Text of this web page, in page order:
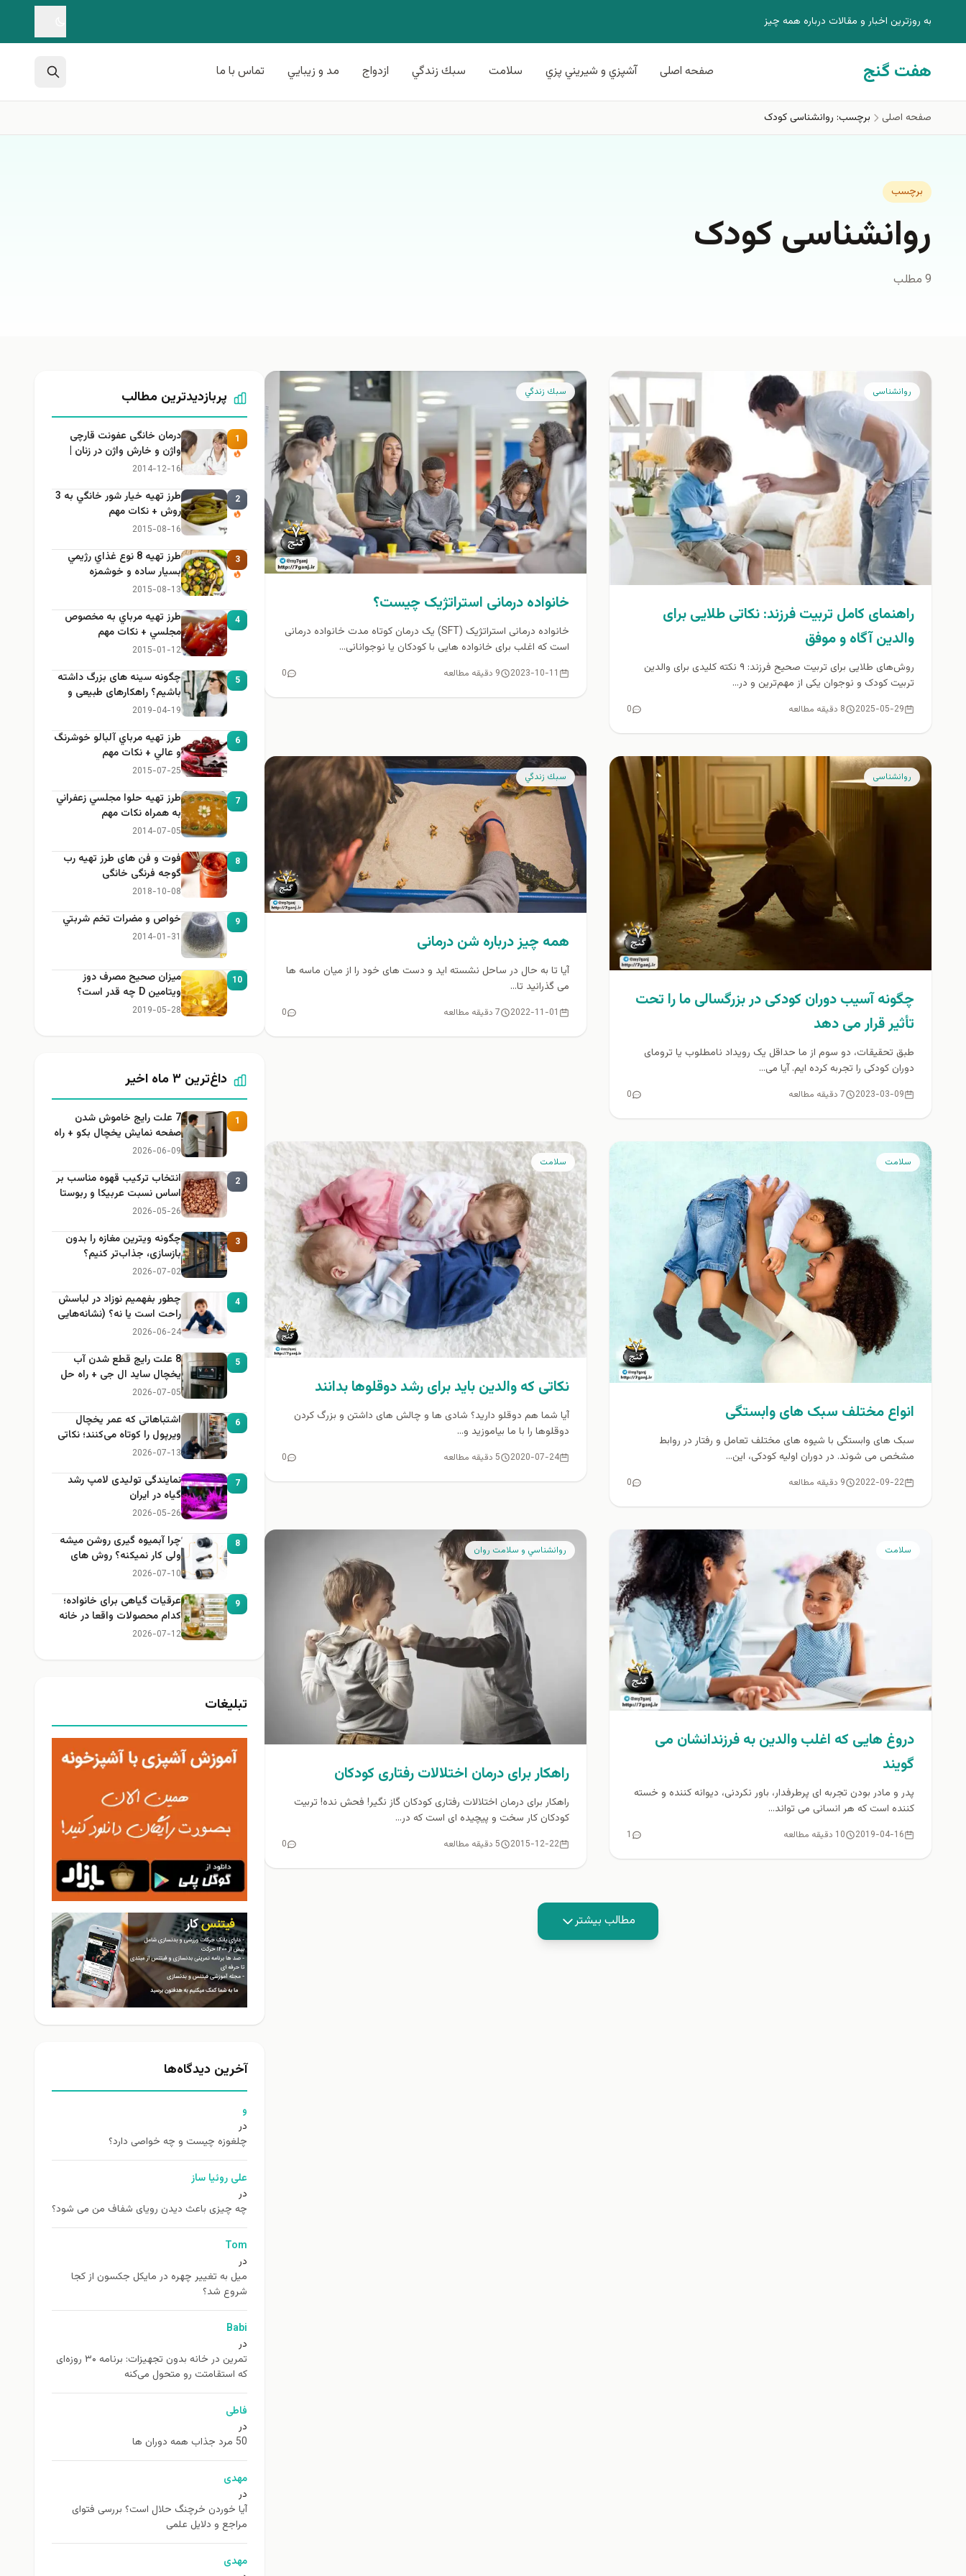
به روزترين اخبار و مقالات درباره همه چيز
هفت گنج صفحه اصلی آشپزي و شيريني پزي سلامت سبك زندگي ازدواج مد و زيبايي تماس با ما
صفحه اصلی برچسب: روانشناسی کودک
برچسب
روانشناسی کودک
9 مطلب
روانشناسی
راهنمای کامل تربیت فرزند: نکاتی طلایی برای
والدین آگاه و موفق
روش‌های طلایی برای تربیت صحیح فرزند: ۹ نکته کلیدی برای والدین
تربیت کودک و نوجوان یکی از مهم‌ترین و در...
2025-05-29 8 دقیقه مطالعه 0
سبك زندگي
خانواده درمانی استراتژیک چیست؟
خانواده درمانی استراتژیک (SFT) یک درمان کوتاه مدت خانواده درمانی
است که اغلب برای خانواده هایی با کودکان یا نوجوانانی...
2023-10-11 9 دقیقه مطالعه 0
روانشناسی
چگونه آسیب دوران کودکی در بزرگسالی ما را تحت
تأثیر قرار می دهد
طبق تحقیقات، دو سوم از ما حداقل یک رویداد نامطلوب یا ترومای
دوران کودکی را تجربه کرده‌ ایم. آیا می...
2023-03-09 7 دقیقه مطالعه 0
سبك زندگي
همه چیز درباره شن درمانی
آیا تا به حال در ساحل نشسته اید و دست های خود را از میان ماسه ها
می گذرانید تا...
2022-11-01 7 دقیقه مطالعه 0
سلامت
انواع مختلف سبک های وابستگی
سبک های وابستگی با شیوه های مختلف تعامل و رفتار در روابط
مشخص می شوند. در دوران اولیه کودکی، این...
2022-09-22 9 دقیقه مطالعه 0
سلامت
نکاتی که والدین باید برای رشد دوقلوها بدانند
آیا شما هم دوقلو دارید؟ شادی ها و چالش های داشتن و بزرگ کردن
دوقلوها را با ما بیاموزید و...
2020-07-24 5 دقیقه مطالعه 0
سلامت
دروغ هایی که اغلب والدین به فرزندانشان می
گویند
پدر و مادر بودن تجربه ای پرطرفدار، باور نکردنی، دیوانه کننده و خسته
کننده است که هر انسانی می تواند...
2019-04-16 10 دقیقه مطالعه 1
روانشناسي و سلامت روان
راهکار برای درمان اختلالات رفتاری کودکان
راهکار برای درمان اختلالات رفتاری کودکان گاز نگیر! فحش نده! تربیت
کودکان کار سخت و پیچیده ای است که در...
2015-12-22 5 دقیقه مطالعه 0
مطالب بیشتر
پربازدیدترین مطالب
1
درمان خانگی عفونت قارچی
واژن و خارش واژن در زنان |
راهنمای کامل، ایمن و کاربردی
2014-12-16
2
طرز تهيه خیار شور خانگي به 3
روش + نكات مهم
2015-08-16
3
طرز تهيه 8 نوع غذاي رژيمي
بسيار ساده و خوشمزه
2015-08-13
4
طرز تهيه مرباي به مخصوص
مجلسي + نكات مهم
2015-01-12
5
چگونه سینه های بزرگ داشته
باشیم؟ راهکارهای طبیعی و
خانگی برای بزرگ کردن سینه
2019-04-19
6
طرز تهيه مرباي آلبالو خوشرنگ
و عالي + نكات مهم
2015-07-25
7
طرز تهيه حلوا مجلسي زعفراني
به همراه نكات مهم
2014-07-05
8
فوت و فن های طرز تهیه رب
گوجه فرنگی خانگی
2018-10-08
9 خواص و مضرات تخم شربتي
2014-01-31
10
میزان صحیح مصرف دوز
ویتامین D چه قدر است؟
2019-05-28
داغ‌ترین ۳ ماه اخیر
1
7 علت رایج خاموش شدن
صفحه نمایش یخچال بکو + راه
حل
2026-06-09
2
انتخاب ترکیب قهوه مناسب بر
اساس نسبت عربیکا و ربوستا
2026-05-26
3
چگونه ویترین مغازه را بدون
بازسازی، جذاب‌تر کنیم؟
2026-07-02
4
چطور بفهمیم نوزاد در لباسش
راحت است یا نه؟ (نشانه‌هایی
که هر مادر باید بداند)
2026-06-24
5
8 علت رایج قطع شدن آب
یخچال ساید ال جی + راه حل
2026-07-05
6
اشتباهاتی که عمر یخچال
ویرپول را کوتاه می‌کنند؛ نکاتی
که باید بدانید
2026-07-13
7
نمایندگی تولیدی لامپ رشد
گیاه در ایران
2026-05-26
8
چرا آبمیوه گیری روشن میشه
ولی کار نمیکنه؟ روش های
عیب یابی
2026-07-10
9
عرقیات گیاهی برای خانواده؛
کدام محصولات واقعا در خانه
کاربرد دارند؟
2026-07-12
تبلیغات
آخرین دیدگاه‌ها
و
در
چلغوزه چیست و چه خواصی دارد؟
علی روئیا ساز
در
چه چیزی باعث دیدن رویای شفاف من می شود؟
Tom
در
ميل به تغيير چهره در مایکل جکسون از كجا
شروع شد؟
Babi
در
تمرین در خانه بدون تجهیزات: برنامه ۳۰ روزه‌ای
که استقامتت رو متحول می‌کنه
فاطی
در
50 مرد جذاب همه دوران ها
مهدی
در
آیا خوردن خرچنگ حلال است؟ بررسی فتوای
مراجع و دلایل علمی
مهدی